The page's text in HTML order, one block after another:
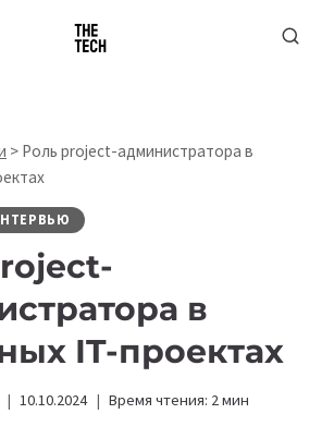
> Роль project-администратора в
в
IT-проектах
10.10.2024 Время чтения: 2мин